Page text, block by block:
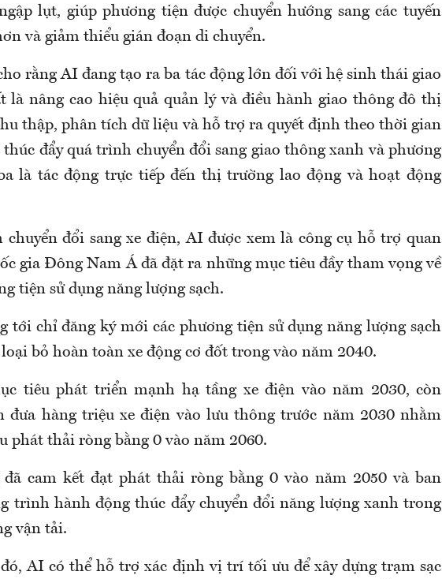
lụt, giúp phương tiện được chuyển hướng sang các tuyến
và giảm thiểu gián đoạn di chuyển.
rằng AI đang tạo ra ba tác động lớn đối với hệ sinh thái giao
là nâng cao hiệu quả quản lý và điều hành giao thông đô thị
thập, phân tích dữ liệu và hỗ trợ ra quyết định theo thời gian
đẩy quá trình chuyển đổi sang giao thông xanh và phương
là tác động trực tiếp đến thị trường lao động và hoạt động
đổi sang xe điện, AI được xem là công cụ hỗ trợ quan
gia Đông Nam Á đã đặt ra những mục tiêu đầy tham vọng về
tiện sử dụng năng lượng sạch.
tới chỉ đăng ký mới các phương tiện sử dụng năng lượng sạch
bỏ hoàn toàn xe động cơ đốt trong vào năm 2040.
tiêu phát triển mạnh hạ tầng xe điện vào năm 2030, còn
đưa hàng triệu xe điện vào lưu thông trước năm 2030 nhằm
phát thải ròng bằng 0 vào năm 2060.
cam kết đạt phát thải ròng bằng 0 vào năm 2050 và ban
trình hành động thúc đẩy chuyển đổi năng lượng xanh trong
vận tải.
AI có thể hỗ trợ xác định vị trí tối ưu để xây dựng trạm sạc